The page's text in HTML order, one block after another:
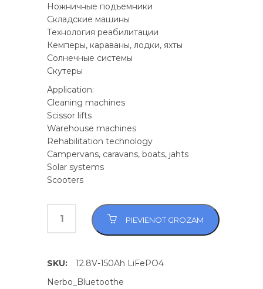
Ножничные подъемники
Складские машины
Технология реабилитации
Кемперы, караваны, лодки, яхты
Солнечные системы
Скутеры
Application:
Cleaning machines
Scissor lifts
Warehouse machines
Rehabilitation technology
Campervans, caravans, boats, jahts
Solar systems
Scooters
PIEVIENOT GROZAM
SKU:
12.8V-150Ah LiFePO4
Nerbo_Bluetoothe